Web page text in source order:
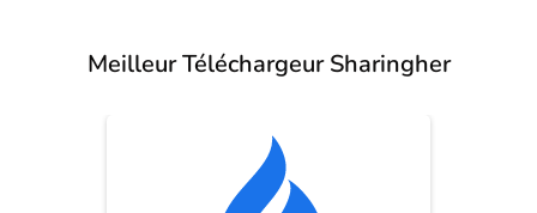
Meilleur Téléchargeur Sharingher